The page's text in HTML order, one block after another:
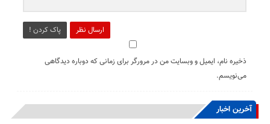
ارسال نظر پاک کردن !
ذخیره نام، ایمیل و وبسایت من در مرورگر برای زمانی که دوباره دیدگاهی
می‌نویسم.
آخرین اخبار